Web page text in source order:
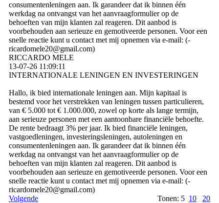
consumentenleningen aan. Ik garandeer dat ik binnen één
werkdag na ontvangst van het aanvraagformulier op de
behoeften van mijn klanten zal reageren. Dit aanbod is
voorbehouden aan serieuze en gemotiveerde personen. Voor een
snelle reactie kunt u contact met mij opnemen via e-mail: (­
ricardomele20@­gmail.­com)­
RICCARDO MELE
13-07-26 11:09:11
INTERNATIONALE LENINGEN EN INVESTERINGEN
Hallo, ik bied internationale leningen aan. Mijn kapitaal is
bestemd voor het verstrekken van leningen tussen particulieren,
van € 5.000 tot € 1.000.000, zowel op korte als lange termijn,
aan serieuze personen met een aantoonbare financiële behoefte.
De rente bedraagt ​​3% per jaar. Ik bied financiële leningen,
vastgoedleningen, investeringsleningen, autoleningen en
consumentenleningen aan. Ik garandeer dat ik binnen één
werkdag na ontvangst van het aanvraagformulier op de
behoeften van mijn klanten zal reageren. Dit aanbod is
voorbehouden aan serieuze en gemotiveerde personen. Voor een
snelle reactie kunt u contact met mij opnemen via e-mail: (­
ricardomele20@­gmail.­com)­
Volgende
Tonen: 5 10 20